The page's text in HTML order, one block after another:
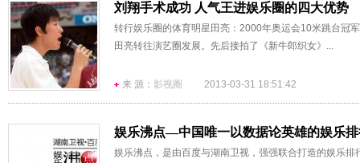
刘翔手术成功 人气王进娱乐圈的四大优势
转行娱乐圈的体育明星田亮：2000年奥运会10米跳台冠
田亮转往演艺圈发展。先后接拍了《新牛郎织女》...
来 源： 影视圈 2013-03-31 18:51:42
娱乐沸点—中国唯一以数据论英雄的娱乐
娱乐沸点，是由百度与湖南卫视，强强联合打造的娱